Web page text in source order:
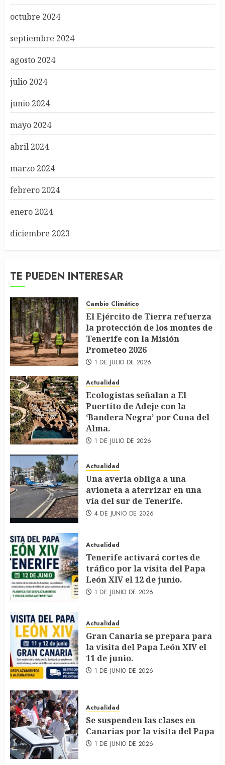
octubre 2024
septiembre 2024
agosto 2024
julio 2024
junio 2024
mayo 2024
abril 2024
marzo 2024
febrero 2024
enero 2024
diciembre 2023
TE PUEDEN INTERESAR
Cambio Climático
El Ejército de Tierra refuerza
la protección de los montes de
Tenerife con la Misión
Prometeo 2026
1 DE JULIO DE 2026
Actualidad
Ecologistas señalan a El
Puertito de Adeje con la
‘Bandera Negra’ por Cuna del
Alma.
1 DE JULIO DE 2026
Actualidad
Una avería obliga a una
avioneta a aterrizar en una
vía del sur de Tenerife.
4 DE JUNIO DE 2026
Actualidad
Tenerife activará cortes de
tráfico por la visita del Papa
León XIV el 12 de junio.
1 DE JUNIO DE 2026
Actualidad
Gran Canaria se prepara para
la visita del Papa León XIV el
11 de junio.
1 DE JUNIO DE 2026
Actualidad
Se suspenden las clases en
Canarias por la visita del Papa
1 DE JUNIO DE 2026